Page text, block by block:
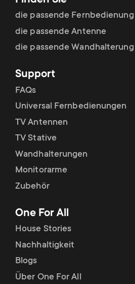
u
die passende Fernbedienung
die passende Antenne
die passende Wandhalterung
Support
FAQs
Universal Fernbedienungen
TV Antennen
TV Stative
Wandhalterungen
Monitorarme
Zubehör
One For All
House Stories
Nachhaltigkeit
Blogs
Über One For All